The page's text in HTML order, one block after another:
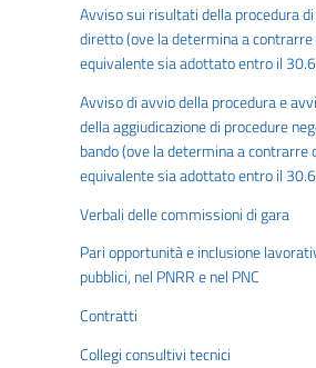
Avviso sui risultati della procedura
diretto (ove la determina a
equivalente sia adottato entro il
Avviso di avvio della procedura e
della aggiudicazione di procedure
bando (ove la determina a contrarre
equivalente sia adottato entro il
Verbali delle commissioni di gara
Pari opportunità e inclusione
pubblici, nel PNRR e nel PNC
Contratti
Collegi consultivi tecnici